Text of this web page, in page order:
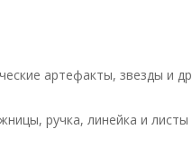
артефакты, звезды и
ручка, линейка и листы